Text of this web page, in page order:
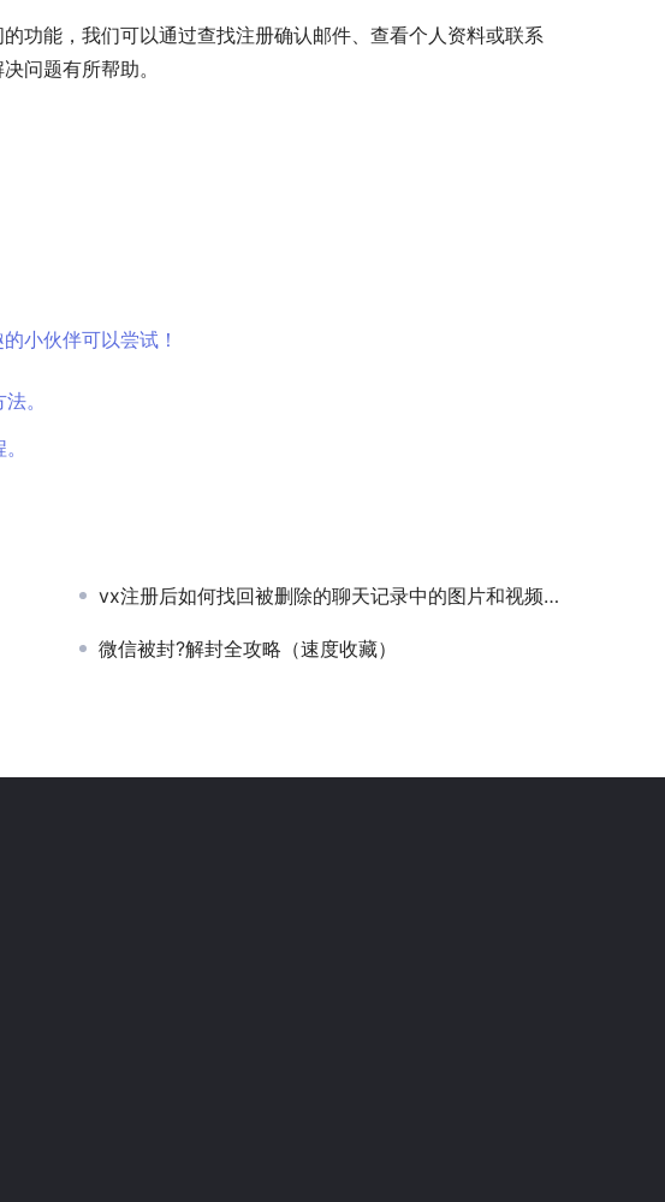
功能，我们可以通过查找注册确认邮件、查看个人资料或联系
问题有所帮助。
小伙伴可以尝试！
。
vx注册后如何找回被删除的聊天记录中的图片和视频？
微信被封?解封全攻略（速度收藏）